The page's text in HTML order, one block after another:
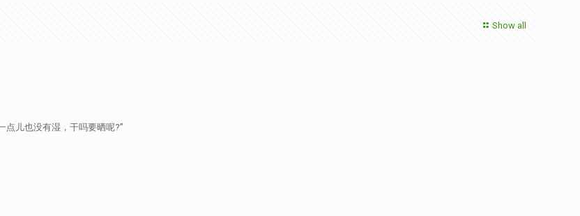
Show all
点儿也没有湿，干吗要晒呢?”